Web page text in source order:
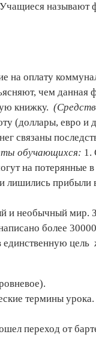
называют
на оплату
чем данная
книжку.
(доллары, евро и
связаны
обучающихся: 1.
на потерянные в
прибыли
и необычный мир.
более
единственную цель
термины урока.
переход от